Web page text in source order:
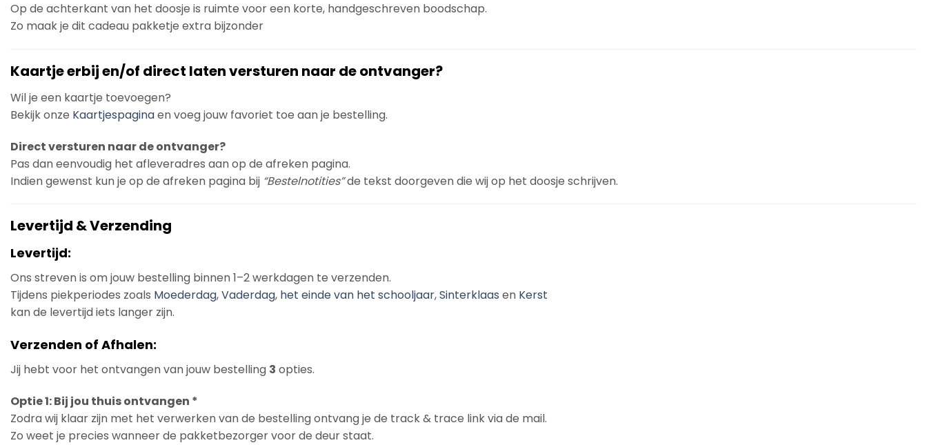
Op de achterkant van het doosje is ruimte voor een korte, handgeschreven boodschap.
Zo maak je dit cadeau pakketje extra bijzonder
Kaartje erbij en/of direct laten versturen naar de ontvanger?
Wil je een kaartje toevoegen?
Bekijk onze Kaartjespaginaen voeg jouw favoriet toe aan je bestelling.
Direct versturen naar de ontvanger?
Pas dan eenvoudig het afleveradres aan op de afreken pagina.
Indien gewenst kun je op de afreken pagina bij “Bestelnotities”de tekst doorgeven die wij op het doosje schrijven.
Levertijd & Verzending
Levertijd:
Ons streven is om jouw bestelling binnen 1–2 werkdagen te verzenden.
Tijdens piekperiodes zoals Moederdag,Vaderdag, het einde van het schooljaar,Sinterklaas en Kerst
kan de levertijd iets langer zijn.
Verzenden of Afhalen:
Jij hebt voor het ontvangen van jouw bestelling 3 opties.
Optie 1: Bij jou thuis ontvangen *
Zodra wij klaar zijn met het verwerken van de bestelling ontvang je de track & trace link via de mail.
Zo weet je precies wanneer de pakketbezorger voor de deur staat.